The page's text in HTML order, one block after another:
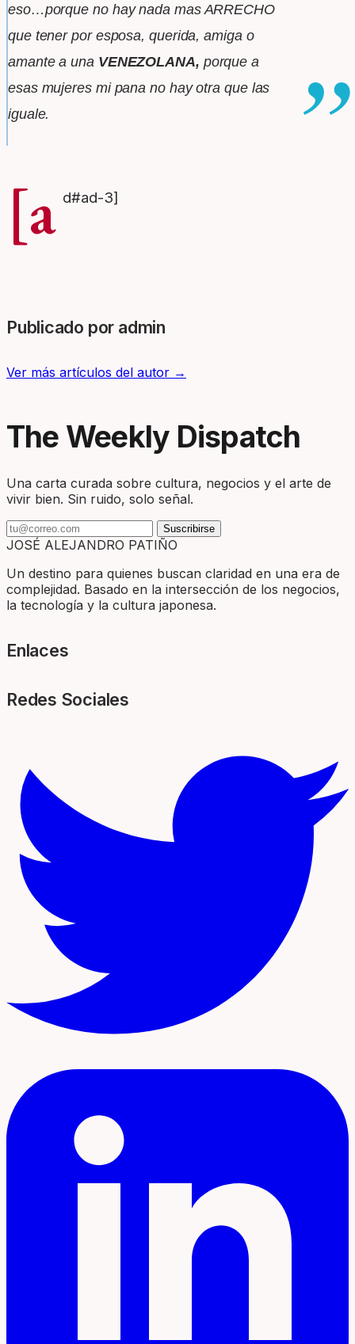
eso…porque no hay nada mas ARRECHO
que tener por esposa, querida, amiga o
amante a una VENEZOLANA, porque a
esas mujeres mi pana no hay otra que las
iguale.
[a d#ad-3]
Publicado por admin
Ver más artículos del autor →
The Weekly Dispatch
Una carta curada sobre cultura, negocios y el arte de
vivir bien. Sin ruido, solo señal.
Suscribirse
JOSÉ ALEJANDRO PATIÑO
Un destino para quienes buscan claridad en una era de
complejidad. Basado en la intersección de los negocios,
la tecnología y la cultura japonesa.
Enlaces
Redes Sociales